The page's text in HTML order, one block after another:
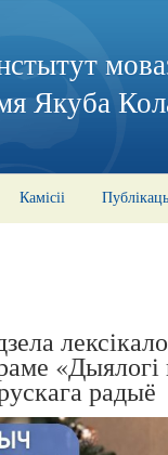
Якуба
Камісіі
радыё